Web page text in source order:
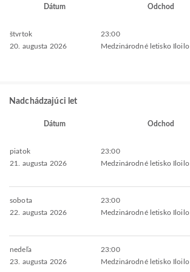
Dátum Odchod
štvrtok
20. augusta 2026
23:00
Medzinárodné letisko Iloilo
Nadchádzajúci let
Dátum Odchod
piatok
21. augusta 2026
23:00
Medzinárodné letisko Iloilo
sobota
22. augusta 2026
23:00
Medzinárodné letisko Iloilo
nedeľa
23. augusta 2026
23:00
Medzinárodné letisko Iloilo